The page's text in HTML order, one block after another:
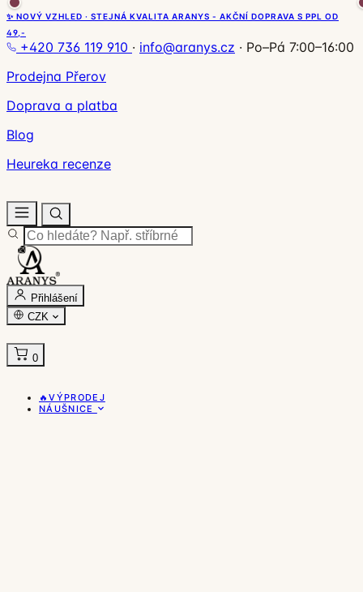
✨ NOVÝ VZHLED · STEJNÁ KVALITA ARANYS - AKČNÍ DOPRAVA S PPL OD
49,-
+420 736 119 910 · info@aranys.cz · Po–Pá 7:00–16:00
Prodejna Přerov
Doprava a platba
Blog
Heureka recenze
Přihlášení
CZK
0
🔥VÝPRODEJ
NÁUŠNICE